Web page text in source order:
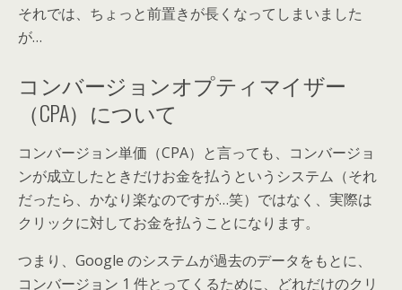
それでは、ちょっと前置きが長くなってしまいました
が…
コンバージョンオプティマイザー
（CPA）について
コンバージョン単価（CPA）と言っても、コンバージョ
ンが成立したときだけお金を払うというシステム（それ
だったら、かなり楽なのですが…笑）ではなく、実際は
クリックに対してお金を払うことになります。
つまり、Google のシステムが過去のデータをもとに、
コンバージョン 1 件とってくるために、どれだけのクリ